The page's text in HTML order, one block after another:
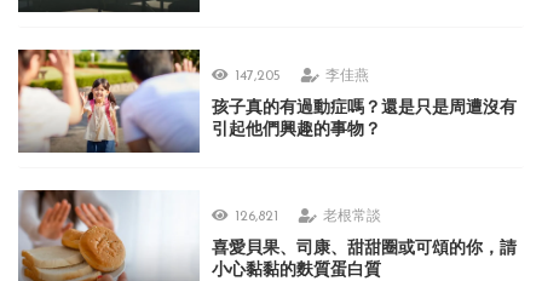
147,205 李佳燕
孩子真的有過動症嗎？還是只是周遭沒有
引起他們興趣的事物？
126,821 老根常談
喜愛貝果、司康、甜甜圈或可頌的你，請
小心黏黏的麩質蛋白質